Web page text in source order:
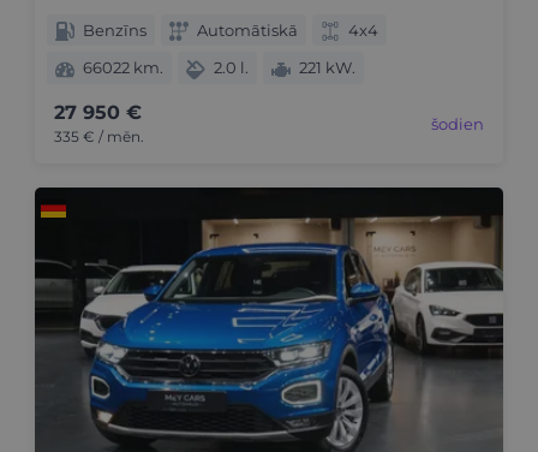
Benzīns Automātiskā
4x4
66022 km.
2.0 l. 221 kW.
27 950 €
335 € / mēn.
šodien